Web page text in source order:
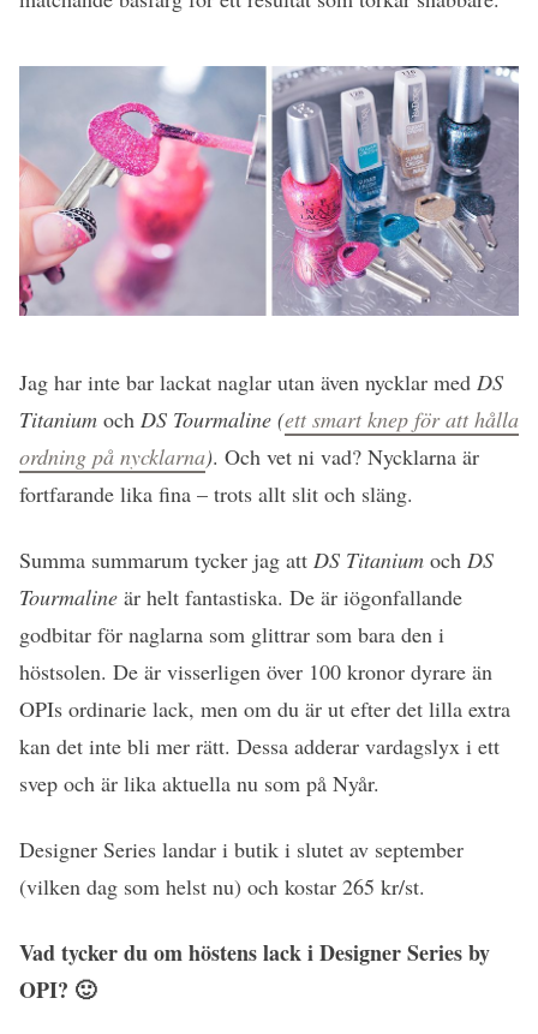
Jag har inte bar lackat naglar utan även nycklar med DS
Titanium och DS Tourmaline (ett smart knep för att hålla
ordning på nycklarna). Och vet ni vad? Nycklarna är
fortfarande lika fina – trots allt slit och släng.
Summa summarum tycker jag att DS Titanium och DS
Tourmaline är helt fantastiska. De är iögonfallande
godbitar för naglarna som glittrar som bara den i
höstsolen. De är visserligen över 100 kronor dyrare än
OPIs ordinarie lack, men om du är ut efter det lilla extra
kan det inte bli mer rätt. Dessa adderar vardagslyx i ett
svep och är lika aktuella nu som på Nyår.
Designer Series landar i butik i slutet av september
(vilken dag som helst nu) och kostar 265 kr/st.
Vad tycker du om höstens lack i Designer Series by
OPI? 🙂